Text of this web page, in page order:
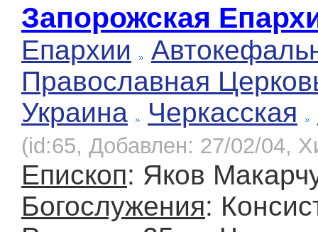
Запорожская
Епархии
Православная
Украина
Черкасская
(id:65, Добавлен: 27/02/04,
Епископ: Яков
Богослужения: